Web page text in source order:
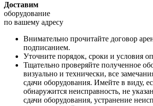
Доставим
оборудование
по вашему адресу
Внимательно прочитайте договор
подписанием.
Уточните порядок, сроки и условия
Тщательно проверяйте полученное
визуально и технически, все
сдачи оборудования. Имейте в виду,
обнаружится неисправность, не
сдачи оборудования, устранение